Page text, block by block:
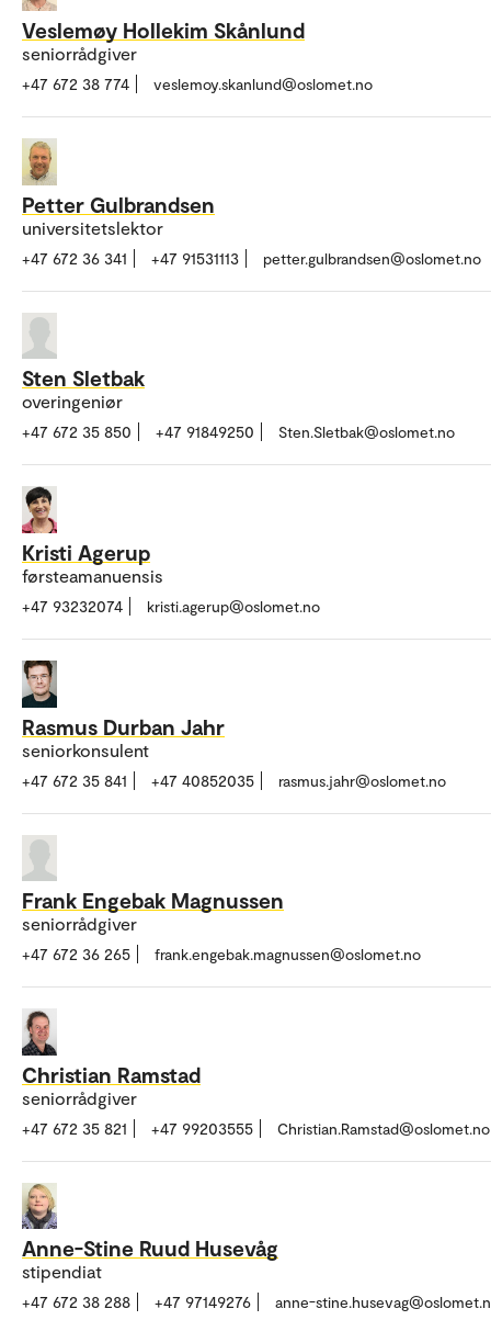
Veslemøy Hollekim Skånlund
seniorrådgiver
+47 672 38 774 veslemoy.skanlund@oslomet.no
Petter Gulbrandsen
universitetslektor
+47 672 36 341 +47 91531113 petter.gulbrandsen@oslomet.no
Sten Sletbak
overingeniør
+47 672 35 850 +47 91849250 Sten.Sletbak@oslomet.no
Kristi Agerup
førsteamanuensis
+47 93232074 kristi.agerup@oslomet.no
Rasmus Durban Jahr
seniorkonsulent
+47 672 35 841 +47 40852035 rasmus.jahr@oslomet.no
Frank Engebak Magnussen
seniorrådgiver
+47 672 36 265 frank.engebak.magnussen@oslomet.no
Christian Ramstad
seniorrådgiver
+47 672 35 821 +47 99203555 Christian.Ramstad@oslomet.no
Anne-Stine Ruud Husevåg
stipendiat
+47 672 38 288 +47 97149276 anne-